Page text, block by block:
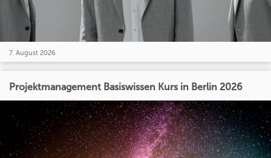
7. August 2026
Projektmanagement Basiswissen Kurs in Berlin 2026